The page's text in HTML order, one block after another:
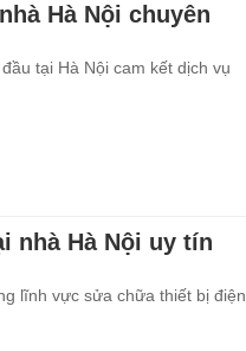
Hà Nội chuyên
tại Hà Nội cam kết dịch vụ
nhà Hà Nội uy tín
lĩnh vực sửa chữa thiết bị điện